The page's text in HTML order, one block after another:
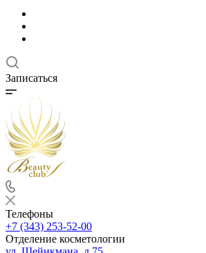
Записаться
Телефоны
+7 (343) 253-52-00
Отделение косметологии